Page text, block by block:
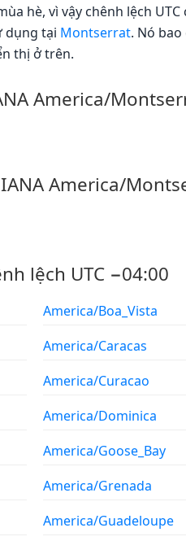
hè, vì vậy chênh lệch
dụng tại Montserrat. Nó
thị ở trên.
America/
America/
lệch UTC −04:00
America/Boa_Vista
America/Caracas
America/Curacao
America/Dominica
America/Goose_Bay
America/Grenada
America/Guadeloupe